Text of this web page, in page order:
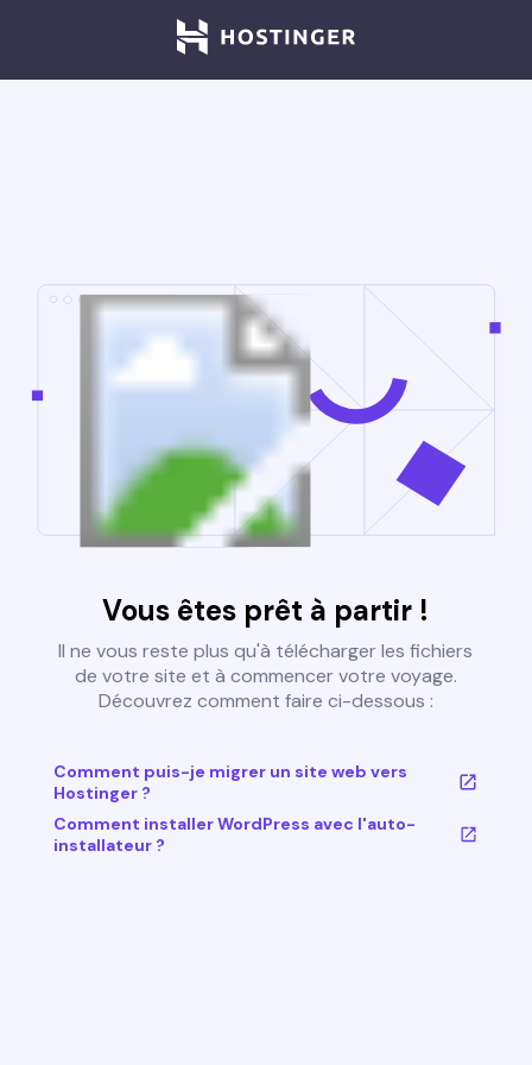
Vous êtes prêt à partir !
Il ne vous reste plus qu'à télécharger les fichiers
de votre site et à commencer votre voyage.
Découvrez comment faire ci-dessous :
Comment puis-je migrer un site web vers
Hostinger ?
Comment installer WordPress avec l'auto-
installateur ?